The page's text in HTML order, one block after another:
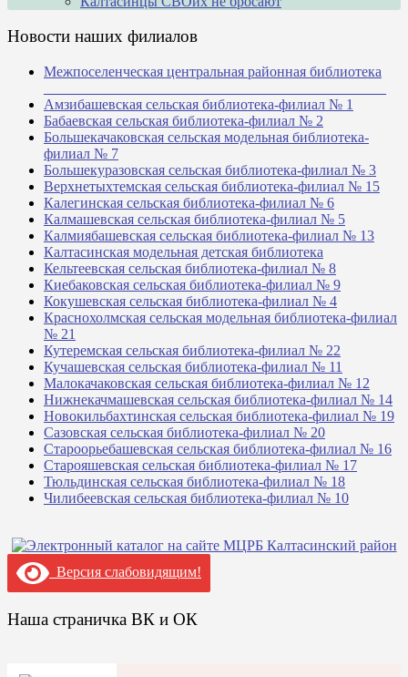
Новости наших филиалов
Межпоселенческая центральная районная библиотека
Амзибашевская сельская библиотека-филиал № 1
Бабаевская сельская библиотека-филиал № 2
Большекачаковская сельская модельная библиотека-
филиал № 7
Большекуразовская сельская библиотека-филиал № 3
Верхнетыхтемская сельская библиотека-филиал № 15
Калегинская сельская библиотека-филиал № 6
Калмашевская сельская библиотека-филиал № 5
Калмиябашевская сельская библиотека-филиал № 13
Калтасинская модельная детская библиотека
Кельтеевская сельская библиотека-филиал № 8
Киебаковская сельская библиотека-филиал № 9
Кокушевская сельская библиотека-филиал № 4
Краснохолмская сельская модельная библиотека-филиал
№ 21
Кутеремская сельская библиотека-филиал № 22
Кучашевская сельская библиотека-филиал № 11
Малокачаковская сельская библиотека-филиал № 12
Нижнекачмашевская сельская библиотека-филиал № 14
Новокильбахтинская сельская библиотека-филиал № 19
Сазовская сельская библиотека-филиал № 20
Староорьебашевская сельская библиотека-филиал № 16
Старояшевская сельская библиотека-филиал № 17
Тюльдинская сельская библиотека-филиал № 18
Чилибеевская сельская библиотека-филиал № 10
Версия слабовидящим!
Наша страничка ВК и ОК